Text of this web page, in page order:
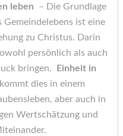
leben
– Die Grundlage
Gemeindelebens ist eine
zu Christus. Darin
persönlich als auch
bringen.
Einheit in
dies in einem
aber auch in
Wertschätzung und